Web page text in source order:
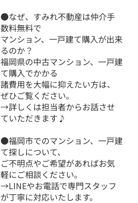
●なぜ、すみれ不動産は仲介手
数料無料で
マンション、一戸建て購入が出来
るのか？
福岡県の中古マンション、一戸建
て購入でかかる
諸費用を大幅に抑えたい方は、
ぜひご覧ください。
→詳しくは担当者からお話させ
ていただきます♪
●福岡市でのマンション、一戸建
て探しについて、
ご不明点やご希望があればお気
軽にご相談ください。
→LINEやお電話で専門スタッフ
が丁寧に対応いたします。